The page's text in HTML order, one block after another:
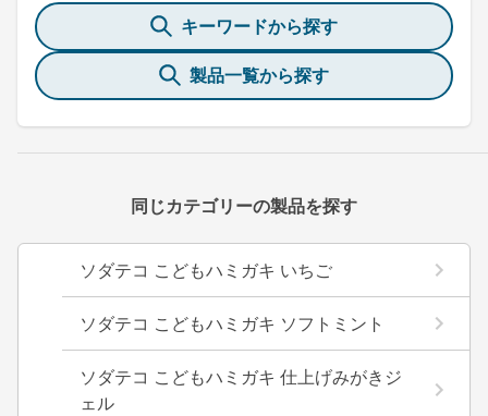
キーワードから探す
製品一覧から探す
同じカテゴリーの製品を探す
ソダテコ こどもハミガキ いちご
ソダテコ こどもハミガキ ソフトミント
ソダテコ こどもハミガキ 仕上げみがきジ
ェル